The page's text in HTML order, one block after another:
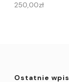
250,00zł
Ostatnie